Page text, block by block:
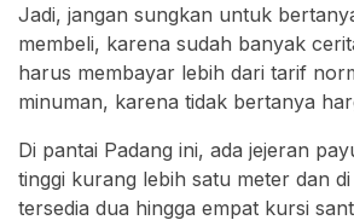
Jadi, jangan sungkan untuk
membeli, karena sudah banyak
harus membayar lebih dari tarif
minuman, karena tidak bertanya
Di pantai Padang ini, ada jejeran
tinggi kurang lebih satu meter dan
tersedia dua hingga empat kursi